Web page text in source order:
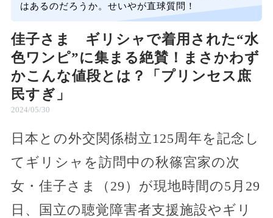
はあるのだろうか。せいやが直球質問！
佳子さま ギリシャで着用された“水
色ワンピ”に集まる絶賛！まさかわず
かこんな値段とは？「プリンセス庶
民すぎ」
2024/05/30
日本との外交関係樹立125周年を記念し
てギリシャを訪問中の秋篠宮家の次
女・佳子さま（29）が現地時間の5月29
日、国立の聴覚障害者支援施設やギリ